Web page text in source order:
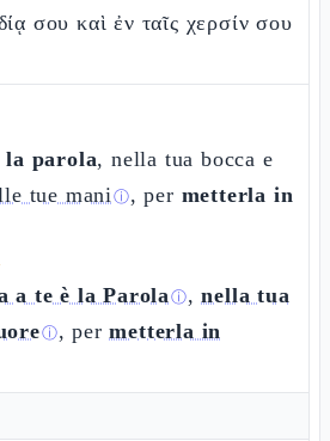
σου καὶ ἐν ταῖς χερσίν σου
la parola, nella tua bocca e
tue maniⓘ, per metterla in
a te è la Parolaⓘ,nella tua
ⓘ, permetterla in